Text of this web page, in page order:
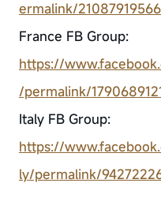
ermalink/
France FB Group:
https://
/permalink/
Italy FB Group:
https://
ly/permalink/